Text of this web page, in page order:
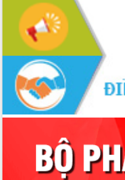
Khởi động Dự án Đầu tư xây dựng hạ
tầng kỹ thuật Cụm công nghiệp Tân
Tiến
Gặp mặt các cơ quan báo chí nhân Kỷ
niệm 101 năm Ngày Báo chí Cách
mạng Việt Nam
Đắk Lắk sơ kết 4 năm triển khai thực
hiện Đề án 06 của Chính phủ
Họp báo thông tin về Hội nghị Công bố
Quy hoạch và Xúc tiến đầu tư tỉnh Đắk
Khơi thông điểm nghẽn, đẩy nhanh
giải ngân vốn khắc phục thiên tai